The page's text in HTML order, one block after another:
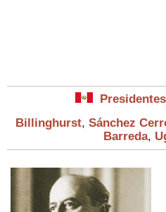
Billinghurst, Sánchez
Barreda,